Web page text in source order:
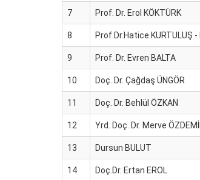
7 Prof. Dr. Erol KÖKTÜRK
8 Prof.Dr.Hatice KURTULUŞ -
9 Prof. Dr. Evren BALTA
10 Doç. Dr. Çağdaş ÜNGÖR
11 Doç. Dr. Behlül ÖZKAN
12 Yrd. Doç. Dr. Merve
13 Dursun BULUT
14 Doç.Dr. Ertan EROL